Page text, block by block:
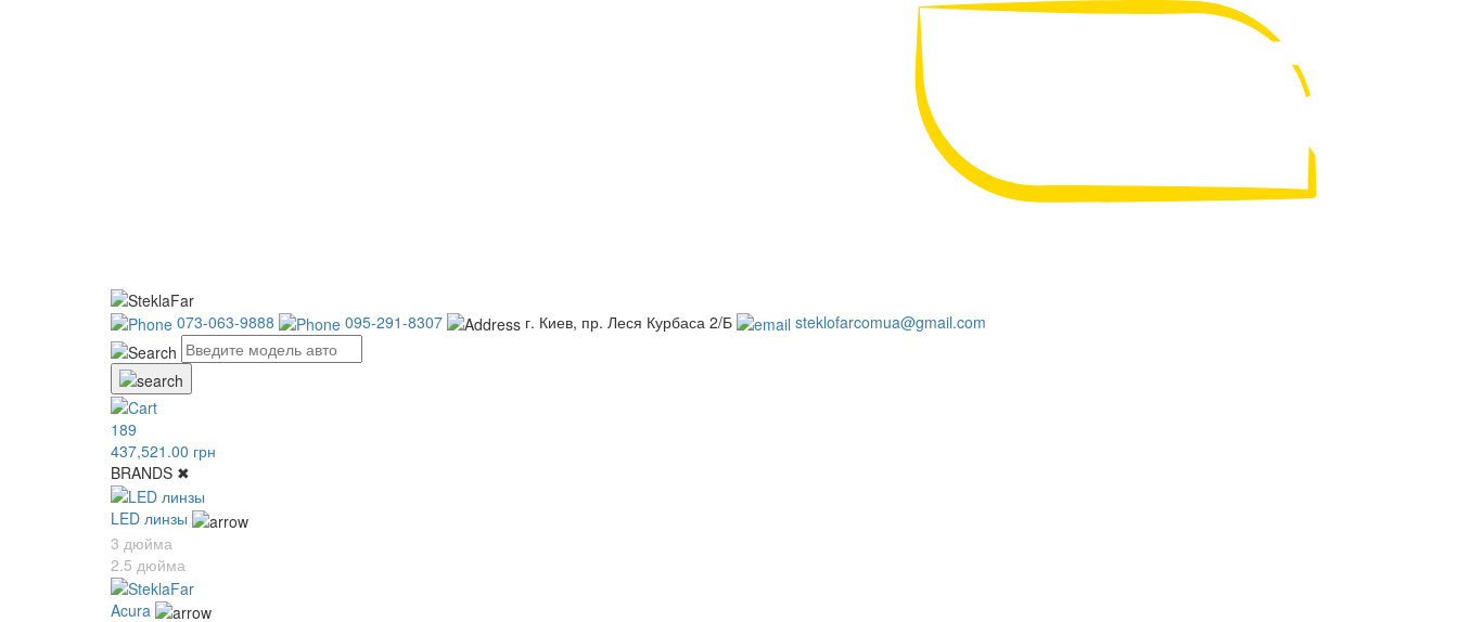
073-063-9888 095-291-8307 г. Киев, пр. Леся Курбаса 2/Б steklofarcomua@gmail.com
189
437,521.00 грн
BRANDS ✖
LED линзы
3 дюйма
2.5 дюйма
Acura